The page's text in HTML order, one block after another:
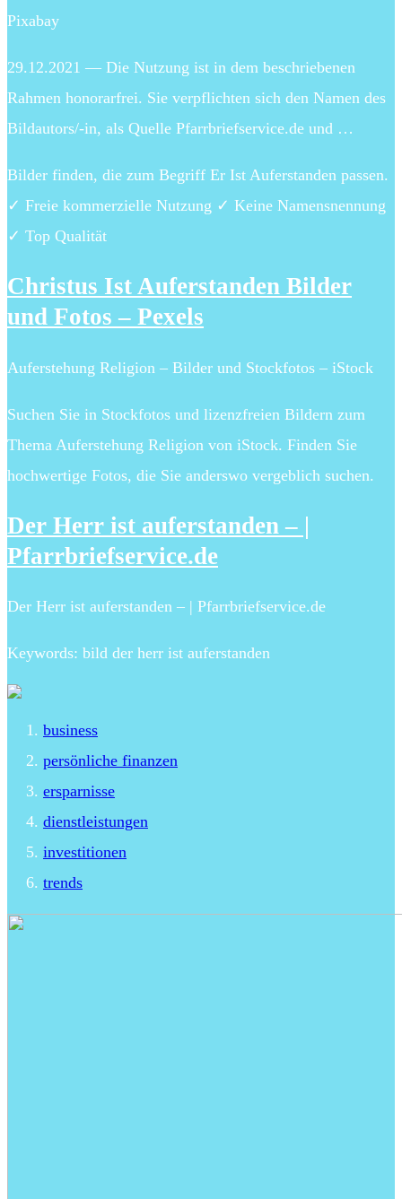
Pixabay
29.12.2021 — Die Nutzung ist in dem beschriebenen
Rahmen honorarfrei. Sie verpflichten sich den Namen des
Bildautors/-in, als Quelle Pfarrbriefservice.de und …
Bilder finden, die zum Begriff Er Ist Auferstanden passen.
✓ Freie kommerzielle Nutzung ✓ Keine Namensnennung
✓ Top Qualität
Christus Ist Auferstanden Bilder
und Fotos – Pexels
Auferstehung Religion – Bilder und Stockfotos – iStock
Suchen Sie in Stockfotos und lizenzfreien Bildern zum
Thema Auferstehung Religion von iStock. Finden Sie
hochwertige Fotos, die Sie anderswo vergeblich suchen.
Der Herr ist auferstanden – |
Pfarrbriefservice.de
Der Herr ist auferstanden – | Pfarrbriefservice.de
Keywords: bild der herr ist auferstanden
business
persönliche finanzen
ersparnisse
dienstleistungen
investitionen
trends